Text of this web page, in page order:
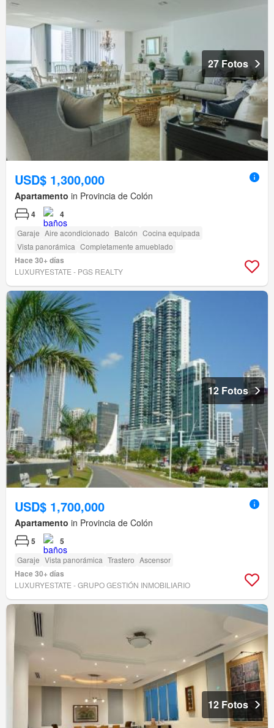
27 Fotos
USD$ 1,300,000
Apartamento in Provincia de Colón
4 4
Garaje Aire acondicionado Balcón Cocina equipada
Vista panorámica Completamente amueblado
Hace 30+ días
LUXURYESTATE - PGS REALTY
12 Fotos
USD$ 1,700,000
Apartamento in Provincia de Colón
5 5
Garaje Vista panorámica Trastero Ascensor
Hace 30+ días
LUXURYESTATE - GRUPO GESTIÓN INMOBILIARIO
12 Fotos